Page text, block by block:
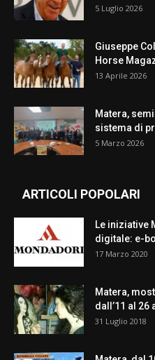
5 Luglio 2026
Giuseppe
Horse
13 Aprile 2026
Matera,
sistema di
5 Marzo 2026
ARTICOLI POPOLARI
Le iniziative
digitale: e-
17 Marzo 2020
Matera,
dall’11 al 26
31 Luglio 2018